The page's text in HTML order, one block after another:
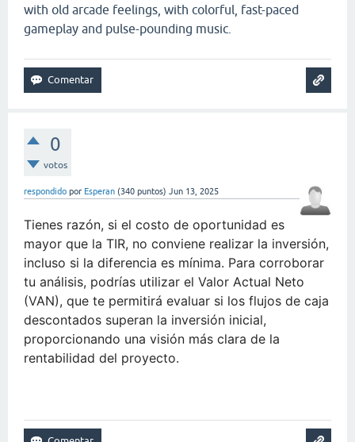
with old arcade feelings, with colorful, fast-paced
gameplay and pulse-pounding music.
0
votos
respondido por Esperan (340 puntos) Jun 13, 2025
Tienes razón, si el costo de oportunidad es
mayor que la TIR, no conviene realizar la inversión,
incluso si la diferencia es mínima. Para corroborar
tu análisis, podrías utilizar el Valor Actual Neto
(VAN), que te permitirá evaluar si los flujos de caja
descontados superan la inversión inicial,
proporcionando una visión más clara de la
rentabilidad del proyecto.